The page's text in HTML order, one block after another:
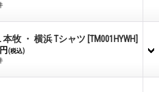
本牧 ・ 横浜 Tシャツ [TM001HYWH]
(税込)